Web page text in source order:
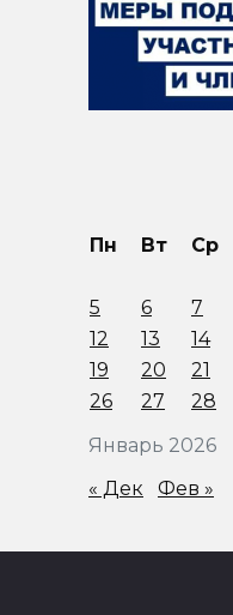
Январь 2026
Пн Вт Ср
5
6 7
12
13 14
19
20 21
26
27 28
« Дек Фев »